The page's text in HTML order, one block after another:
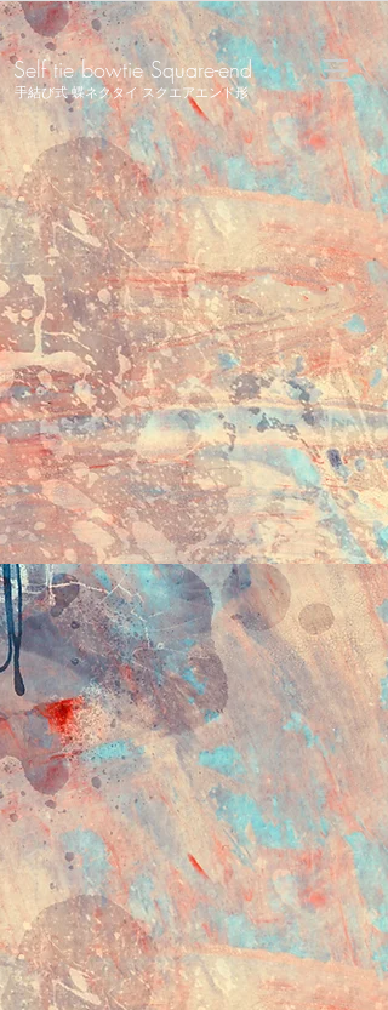
Self tie bowtie Square-end
手結び​式 蝶ネクタイ スクエアエンド形
Square-end 2.5cm width
ス
ク
エ
ア
エ
ン
ド
2.5
セ
ン
チ
幅
Square-end 4cm width
ス
ク
エ
ア
エ
ド
チ
幅